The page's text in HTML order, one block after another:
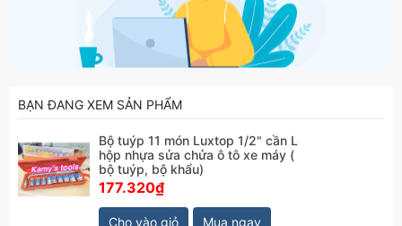
BẠN ĐANG XEM SẢN PHẨM
Bộ tuýp 11 món Luxtop 1/2" cần L
hộp nhựa sửa chửa ô tô xe máy (
bộ tuýp, bộ khẩu)
177.320₫
Cho vào giỏ Mua ngay